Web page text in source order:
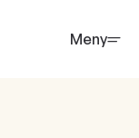
Meny